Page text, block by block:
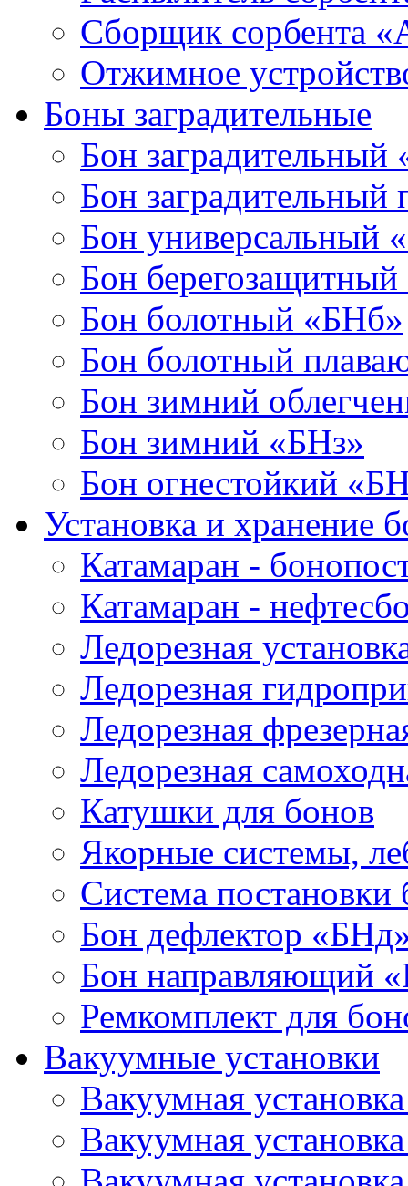
Сборщик сорбента
Отжимное
Боны заградительные
Бон заградительный
Бон
Бон универсальный
Бон
Бон болотный «БНб»
Бон болотный
Бон зимний
Бон зимний «БНз»
Бон огнестойкий
Установка и хранение
Катамаран -
Катамаран -
Ледорезная
Ледорезная
Ледорезная
Ледорезная
Катушки для бонов
Якорные системы,
Система
Бон дефлектор
Бон направляющий
Ремкомплект для
Вакуумные установки
Вакуумная
Вакуумная